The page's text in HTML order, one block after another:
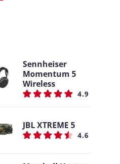
Sennheiser
Momentum 5
Wireless
4.9
JBL XTREME 5
4.6